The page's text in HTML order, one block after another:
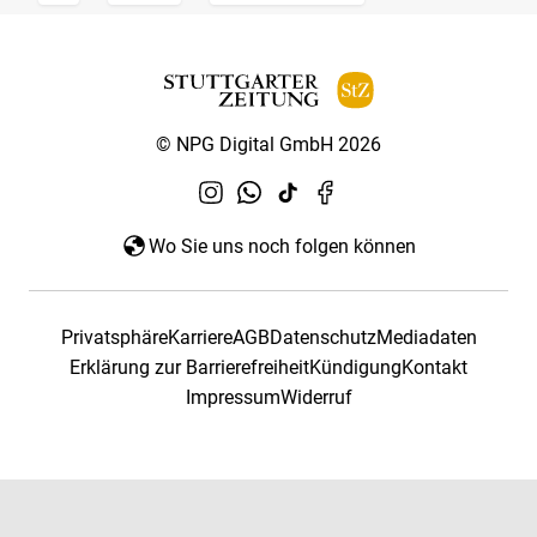
© NPG Digital GmbH 2026
Wo Sie uns noch folgen können
PrivatsphäreKarriereAGBDatenschutzMediadaten
Erklärung zur BarrierefreiheitKündigungKontakt
ImpressumWiderruf